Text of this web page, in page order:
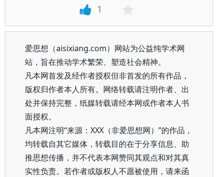
1
爱思想（aisixiang.com）网站为公益纯学术网
站，旨在推动学术繁荣、塑造社会精神。
凡本网首发及经作者授权但非首发的所有作品，
版权归作者本人所有。网络转载请注明作者、出
处并保持完整，纸媒转载请经本网或作者本人书
面授权。
凡本网注明“来源：XXX（非爱思想网）”的作品，
均转载自其它媒体，转载目的在于分享信息、助
推思想传播，并不代表本网赞同其观点和对其真
实性负责。若作者或版权人不愿被使用，请来函